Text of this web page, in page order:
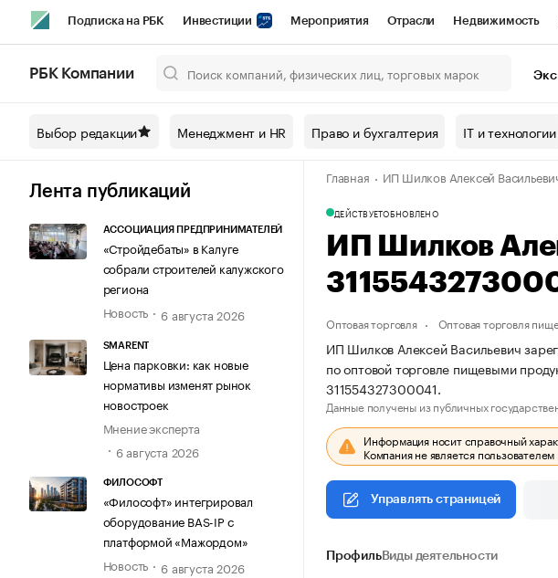
Подписка на РБК Инвестиции Мероприятия Отрасли Недвижимость
Спецпроекты СПб Конференции СПб Спецпроекты Проверка контрагентов
Технологии и медиа Рынок наличной валюты
РБК Компании
Выбор редакции Менеджмент и HR Право и бухгалтерия IT и технологии
Лента публикаций
АССОЦИАЦИЯ ПРЕДПРИНИМАТЕЛЕЙ
«Стройдебаты» в Калуге
собрали строителей калужского
региона
Новость
6 августа 2026
SMARENT
Цена парковки: как новые
нормативы изменят рынок
новостроек
Мнение эксперта
6 августа 2026
ФИЛОСОФТ
«Философт» интегрировал
оборудование BAS-IP с
платформой «Мажордом»
Новость
6 августа 2026
Главная ИП Шилков Алексей
ДЕЙСТВУЕТОБНОВЛЕНО
ИП Шилков
Оптовая торговля Оптовая торговля
ИП Шилков Алексей Васильевич
по оптовой торговле пищевыми
311554327300041.
Данные получены из публичных
Информация носит справочный
Компания не является
Управлять страницей
ПрофильВиды деятельности